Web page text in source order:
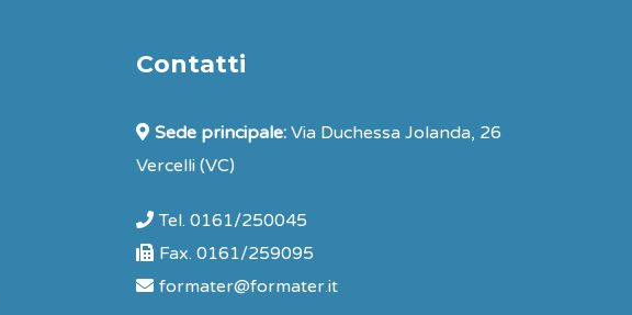
Contatti
Sede principale: Via Duchessa Jolanda, 26
Vercelli (VC)
Tel. 0161/250045
Fax. 0161/259095
formater@formater.it